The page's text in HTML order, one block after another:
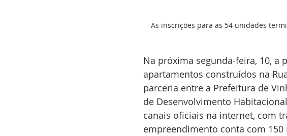
As inscrições para as 54 unidades
Na próxima segunda-feira, 10, a
apartamentos construídos na
parceria entre a Prefeitura de
de Desenvolvimento
canais oficiais na internet, com
empreendimento conta com